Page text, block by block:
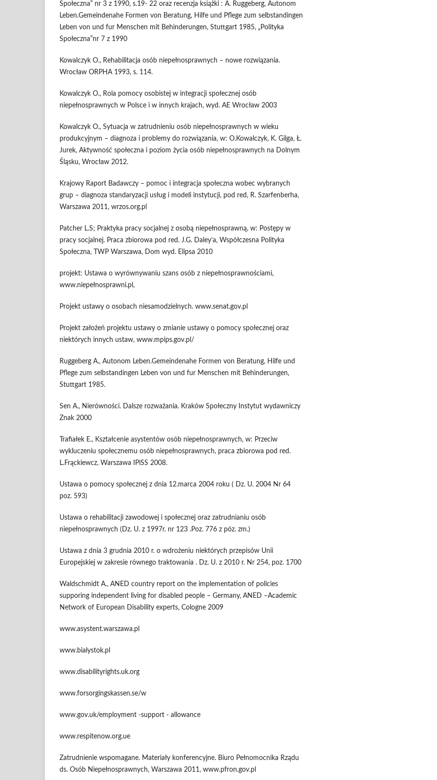
Społeczna” nr 3 z 1990, s.19- 22 oraz recenzja książki : A. Ruggeberg, Autonom
Leben.Gemeindenahe Formen von Beratung, Hilfe und Pflege zum selbstandingen
Leben von und fur Menschen mit Behinderungen, Stuttgart 1985, „Polityka
Społeczna”nr 7 z 1990
Kowalczyk O., Rehabilitacja osób niepełnosprawnych – nowe rozwiązania.
Wrocław ORPHA 1993, s. 114.
Kowalczyk O., Rola pomocy osobistej w integracji społecznej osób
niepełnosprawnych w Polsce i w innych krajach, wyd. AE Wrocław 2003
Kowalczyk O., Sytuacja w zatrudnieniu osób niepełnosprawnych w wieku
produkcyjnym – diagnoza i problemy do rozwiązania, w: O.Kowalczyk, K. Gilga, Ł.
Jurek, Aktywność społeczna i poziom życia osób niepełnosprawnych na Dolnym
Śląsku, Wrocław 2012.
Krajowy Raport Badawczy – pomoc i integracja społeczna wobec wybranych
grup – diagnoza standaryzacji usług i modeli instytucji, pod red, R. Szarfenberha,
Warszawa 2011, wrzos.org.pl
Patcher L.S; Praktyka pracy socjalnej z osobą niepełnosprawną, w: Postępy w
pracy socjalnej. Praca zbiorowa pod red. J.G. Daley’a, Współczesna Polityka
Społeczna, TWP Warszawa, Dom wyd. Elipsa 2010
projekt: Ustawa o wyrównywaniu szans osób z niepełnosprawnościami,
www.niepełnosprawni.pl,
Projekt ustawy o osobach niesamodzielnych. www.senat.gov.pl
Projekt założeń projektu ustawy o zmianie ustawy o pomocy społecznej oraz
niektórych innych ustaw, www.mpips.gov.pl/
Ruggeberg A., Autonom Leben.Gemeindenahe Formen von Beratung, Hilfe und
Pflege zum selbstandingen Leben von und fur Menschen mit Behinderungen,
Stuttgart 1985.
Sen A., Nierówności. Dalsze rozważania. Kraków Społeczny Instytut wydawniczy
Znak 2000
Trafiałek E., Kształcenie asystentów osób niepełnosprawnych, w: Przeciw
wykluczeniu społecznemu osób niepełnosprawnych, praca zbiorowa pod red.
L.Frąckiewcz, Warszawa IPiSS 2008.
Ustawa o pomocy społecznej z dnia 12.marca 2004 roku ( Dz. U. 2004 Nr 64
poz. 593)
Ustawa o rehabilitacji zawodowej i społecznej oraz zatrudnianiu osób
niepełnosprawnych (Dz. U. z 1997r. nr 123 .Poz. 776 z póz. zm.)
Ustawa z dnia 3 grudnia 2010 r. o wdrożeniu niektórych przepisów Unii
Europejskiej w zakresie równego traktowania . Dz. U. z 2010 r. Nr 254, poz. 1700
Waldschmidt A., ANED country report on the implementation of policies
supporing independent living for disabled people – Germany, ANED –Academic
Network of European Disability experts, Cologne 2009
www.asystent.warszawa.pl
www.bialystok.pl
www.disabilityrights.uk.org
www.forsorgingskassen.se/w
www.gov.uk/employment -support - allowance
www.respitenow.org.ue
Zatrudnienie wspomagane. Materiały konferencyjne. Biuro Pełnomocnika Rządu
ds. Osób Niepełnosprawnych, Warszawa 2011, www.pfron.gov.pl